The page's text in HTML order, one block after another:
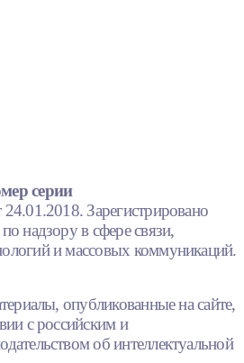
серии
Зарегистрировано
надзору в сфере связи,
и массовых коммуникаций.
опубликованные на сайте,
с российским и
об интеллектуальной